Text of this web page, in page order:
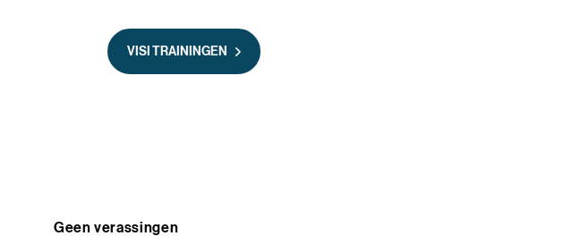
VISI TRAININGEN
Geen verassingen